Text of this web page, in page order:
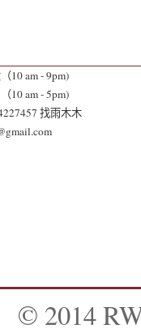
10 am - 9pm)
10 am - 5pm)
找雨木木
© 2014